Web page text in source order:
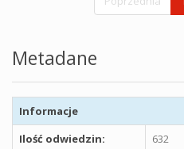
Metadane
Informacje
Ilość odwiedzin:
632